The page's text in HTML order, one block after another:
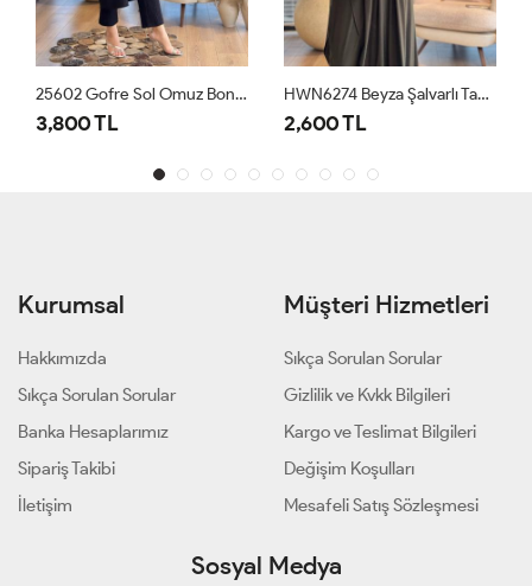
25602 Gofre Sol Omuz Boncuk İşli 3lü Takım Siyah
3,800 TL
HWN6274 Beyza Şalvarlı Takım Haki
2,600 TL
Kurumsal
Hakkımızda
Sıkça Sorulan Sorular
Banka Hesaplarımız
Sipariş Takibi
İletişim
Müşteri Hizmetleri
Sıkça Sorulan Sorular
Gizlilik ve Kvkk Bilgileri
Kargo ve Teslimat Bilgileri
Değişim Koşulları
Mesafeli Satış Sözleşmesi
Sosyal Medya